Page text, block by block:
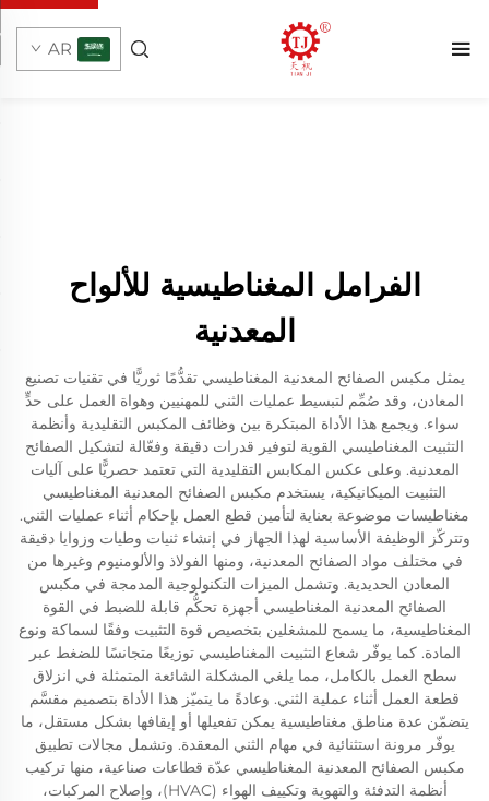
AR
الفرامل المغناطيسية للألواح
المعدنية
يمثل مكبس الصفائح المعدنية المغناطيسي تقدُّمًا ثوريًّا في تقنيات تصنيع
المعادن، وقد صُمِّم لتبسيط عمليات الثني للمهنيين وهواة العمل على حدٍّ
سواء. ويجمع هذا الأداة المبتكرة بين وظائف المكبس التقليدية وأنظمة
التثبيت المغناطيسي القوية لتوفير قدرات دقيقة وفعّالة لتشكيل الصفائح
المعدنية. وعلى عكس المكابس التقليدية التي تعتمد حصريًّا على آليات
التثبيت الميكانيكية، يستخدم مكبس الصفائح المعدنية المغناطيسي
مغناطيسات موضوعة بعناية لتأمين قطع العمل بإحكام أثناء عمليات الثني.
وتتركّز الوظيفة الأساسية لهذا الجهاز في إنشاء ثنيات وطيات وزوايا دقيقة
في مختلف مواد الصفائح المعدنية، ومنها الفولاذ والألومنيوم وغيرها من
المعادن الحديدية. وتشمل الميزات التكنولوجية المدمجة في مكبس
الصفائح المعدنية المغناطيسي أجهزة تحكُّم قابلة للضبط في القوة
المغناطيسية، ما يسمح للمشغلين بتخصيص قوة التثبيت وفقًا لسماكة ونوع
المادة. كما يوفّر شعاع التثبيت المغناطيسي توزيعًا متجانسًا للضغط عبر
سطح العمل بالكامل، مما يلغي المشكلة الشائعة المتمثلة في انزلاق
قطعة العمل أثناء عملية الثني. وعادةً ما يتميّز هذا الأداة بتصميم مقسَّم
يتضمّن عدة مناطق مغناطيسية يمكن تفعيلها أو إيقافها بشكل مستقل، ما
يوفّر مرونة استثنائية في مهام الثني المعقدة. وتشمل مجالات تطبيق
مكبس الصفائح المعدنية المغناطيسي عدّة قطاعات صناعية، منها تركيب
أنظمة التدفئة والتهوية وتكييف الهواء (HVAC)، وإصلاح المركبات،